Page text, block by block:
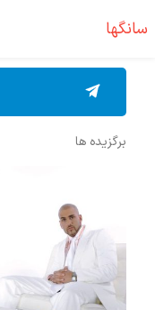
سانگها
برگزیده ها